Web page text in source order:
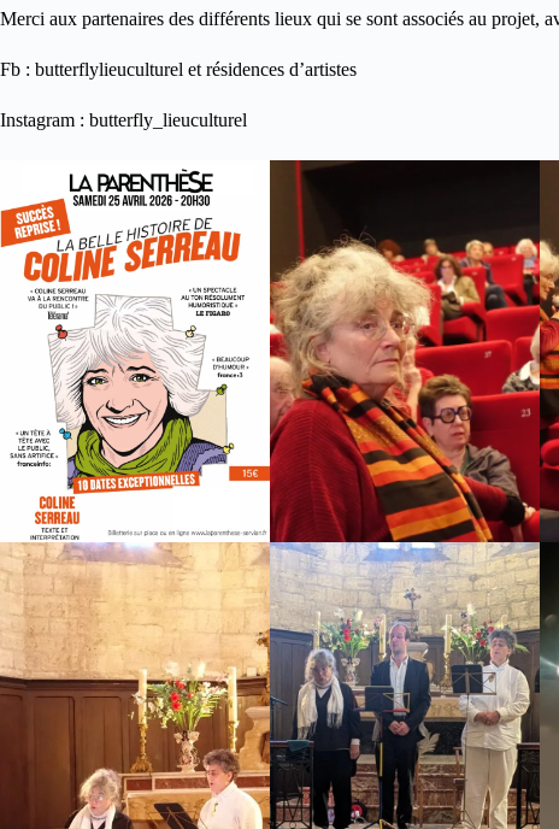
Merci aux partenaires des différents lieux qui se sont associés au projet,
Fb : butterflylieuculturel et résidences d’artistes
Instagram : butterfly_lieuculturel